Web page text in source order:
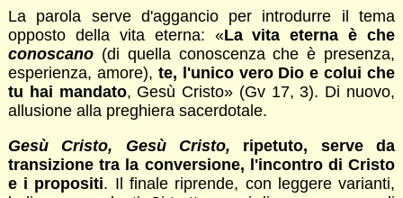
La parola serve d'aggancio per introdurre il tema
opposto della vita eterna: «La vita eterna è che
conoscano(di quella conoscenza che è presenza,
esperienza, amore), te, l'unico vero Dio e colui che
tu hai mandato, Gesù Cristo» (Gv 17, 3). Di nuovo,
allusione alla preghiera sacerdotale.
Gesù Cristo, Gesù Cristo,
ripetuto, serve da
transizione tra la conversione, l'incontro di Cristo
e i propositi. Il finale riprende, con leggere varianti,